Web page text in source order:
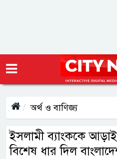
অর্থ ও বাণিজ্য
ইসলামী ব্যাংককে
বিশেষ ধার দিল